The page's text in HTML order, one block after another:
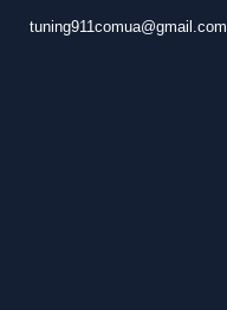
tuning911comua@gmail.com